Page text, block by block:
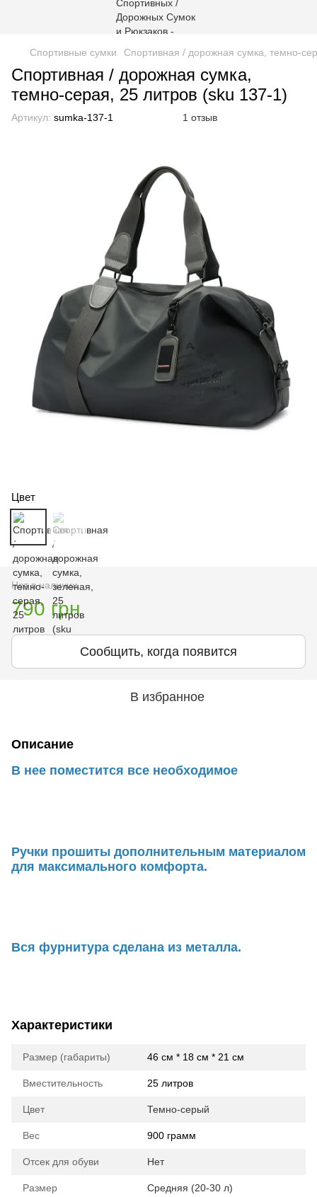
Спортивные сумки Спортивная / дорожная сумка, темно-
Спортивная / дорожная сумка,
темно-серая, 25 литров (sku 137-1)
Артикул: sumka-137-1 1 отзыв
Цвет
Нет в наличии
790 грн
Сообщить, когда появится
В избранное
Описание
В нее поместится все необходимое
Ручки прошиты дополнительным материалом
для максимального комфорта.
Вся фурнитура сделана из металла.
Характеристики
Размер (габариты) 46 см * 18 см * 21 см
Вместительность 25 литров
Цвет Темно-серый
Вес 900 грамм
Отсек для обуви Нет
Размер Средняя (20-30 л)